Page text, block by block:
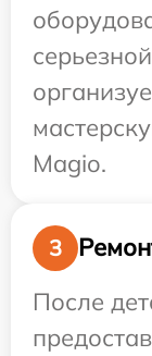
Magio.
3
После